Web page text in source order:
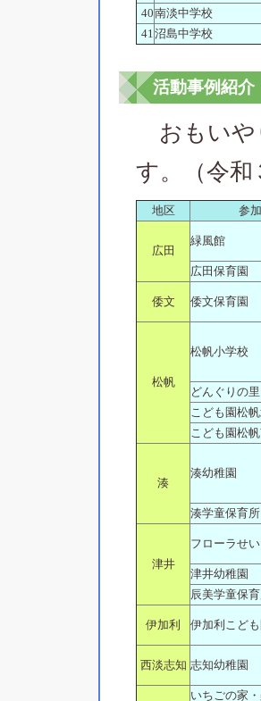
40南淡中学校
41沼島中学校
活動事例紹介
おもいや
す。（令和
地区 参
広田
緑風館
広田保育園
倭文 倭文保育園
松帆
松帆小学校
どんぐりの里
こども園松
こども園松
湊
湊幼稚園
湊学童保育所
津井
フローラせ
津井幼稚園
辰美学童保
伊加利 伊加利こど
西淡志知 志知幼稚園
いちごの家